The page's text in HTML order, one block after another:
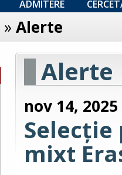
ADMITERE
» Alerte
Alerte
nov 14, 2025
mixt